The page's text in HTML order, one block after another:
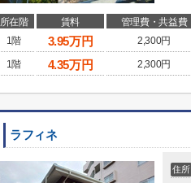
所在階 賃料 管理費・共益費
1階
3.95万円 2,300円
1階
4.35万円 2,300円
ラフィネ
住所